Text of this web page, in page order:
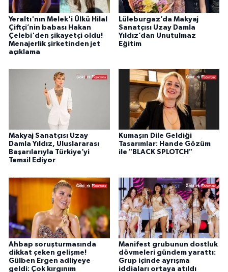
Yeraltı'nın Melek'i Ülkü Hilal
Çiftçi’nin babası Hakan
Çelebi'den şikayetçi oldu!
Menajerlik şirketinden jet
açıklama
Lüleburgaz’da Makyaj
Sanatçısı Uzay Damla
Yıldız’dan Unutulmaz
Eğitim
Makyaj Sanatçısı Uzay
Damla Yıldız, Uluslararası
Başarılarıyla Türkiye’yi
Temsil Ediyor
Kumaşın Dile Geldiği
Tasarımlar: Hande Gözüm
ile "BLACK SPLOTCH"
Ahbap soruşturmasında
dikkat çeken gelişme!
Gülben Ergen adliyeye
geldi: Çok kırgınım
Manifest grubunun dostluk
dövmeleri gündem yarattı:
Grup içinde ayrışma
iddiaları ortaya atıldı